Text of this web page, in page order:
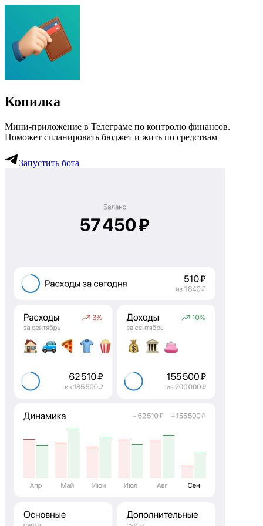
Копилка
Мини-приложение в Телеграме по контролю финансов.
Поможет спланировать бюджет и жить по средствам
Запустить бота